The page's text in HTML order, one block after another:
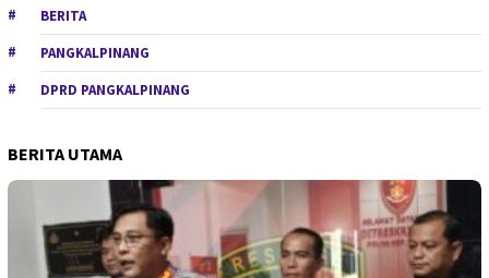
BERITA
PANGKALPINANG
DPRD PANGKALPINANG
BERITA UTAMA